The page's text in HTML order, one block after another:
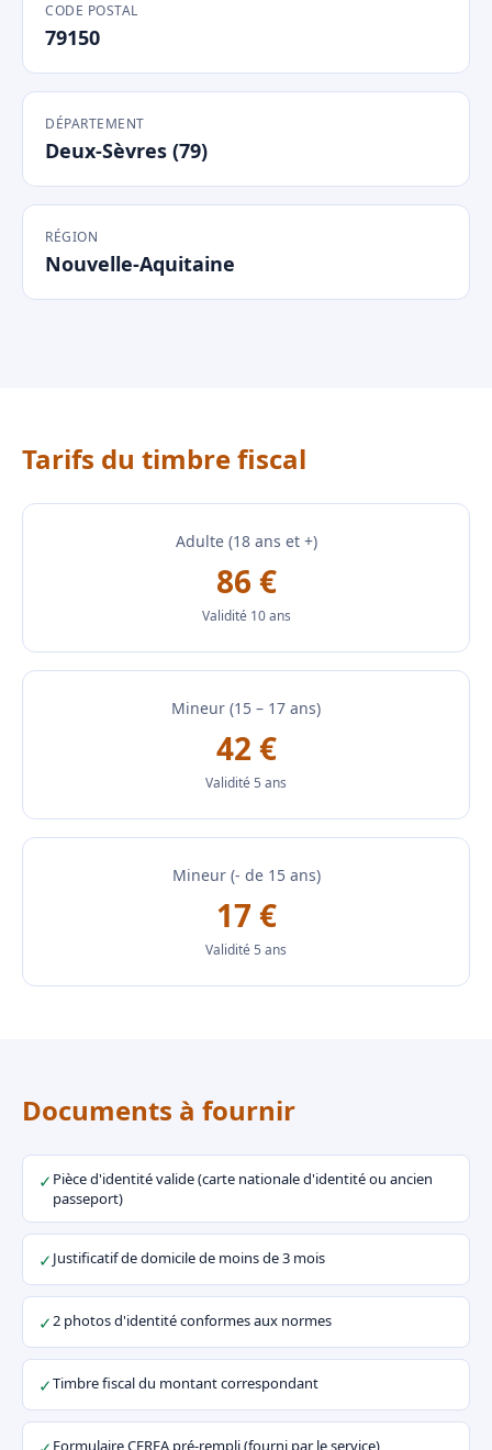
CODE POSTAL
79150
DÉPARTEMENT
Deux-Sèvres (79)
RÉGION
Nouvelle-Aquitaine
Tarifs du timbre fiscal
Adulte (18 ans et +)
86 €
Validité 10 ans
Mineur (15 – 17 ans)
42 €
Validité 5 ans
Mineur (- de 15 ans)
17 €
Validité 5 ans
Documents à fournir
✓ Pièce d'identité valide (carte nationale d'identité ou ancien
passeport)
✓Justificatif de domicile de moins de 3 mois
✓2 photos d'identité conformes aux normes
✓Timbre fiscal du montant correspondant
Formulaire CERFA pré-rempli (fourni par le service)